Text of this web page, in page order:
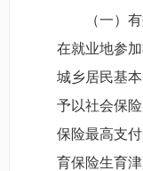
（一）
在就业地参
城乡居民基
予以社会保
保险最高支
育保险生育